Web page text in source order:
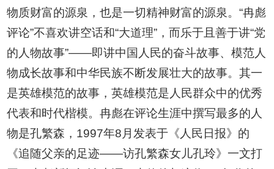
物质财富的源泉，也是一切精神财富的源泉。“冉彪
评论”不喜欢讲空话和“大道理”，而乐于且善于讲“党
的人物故事”——即讲中国人民的奋斗故事、模范人
物成长故事和中华民族不断发展壮大的故事。其一
是英雄模范的故事，英雄模范是人民群众中的优秀
代表和时代楷模。冉彪在评论生涯中撰写最多的人
物是孔繁森，1997年8月发表于《人民日报》的
《追随父亲的足迹——访孔繁森女儿孔玲》一文打